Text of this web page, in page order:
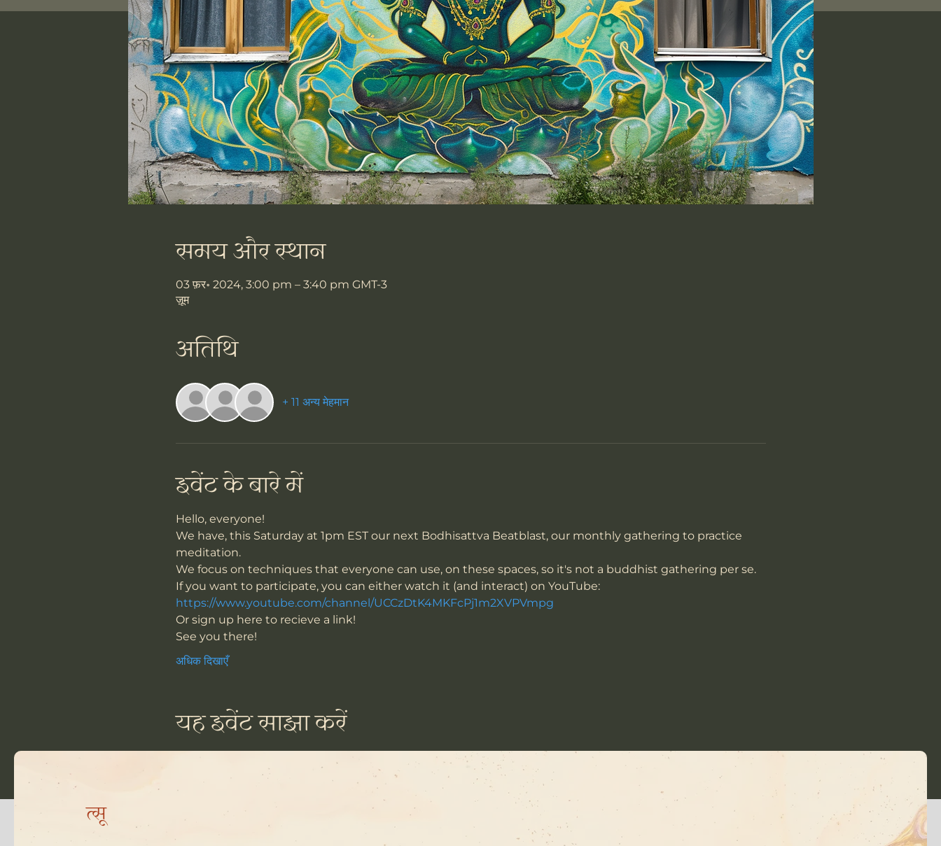
समय और स्थान
03 फ़र॰ 2024, 3:00 pm – 3:40 pm GMT-3
ज़ूम
अतिथि
+ 11 अन्य मेहमान
इवेंट के बारे में
Hello, everyone!
We have, this Saturday at 1pm EST our next Bodhisattva Beatblast, our monthly gathering to practice
meditation.
We focus on techniques that everyone can use, on these spaces, so it's not a buddhist gathering per se.
If you want to participate, you can either watch it (and interact) on YouTube:
https://www.youtube.com/channel/UCCzDtK4MKFcPj1m2XVPVmpg
Or sign up here to recieve a link!
See you there!
अधिक दिखाएँ
यह इवेंट साझा करें
त्सू